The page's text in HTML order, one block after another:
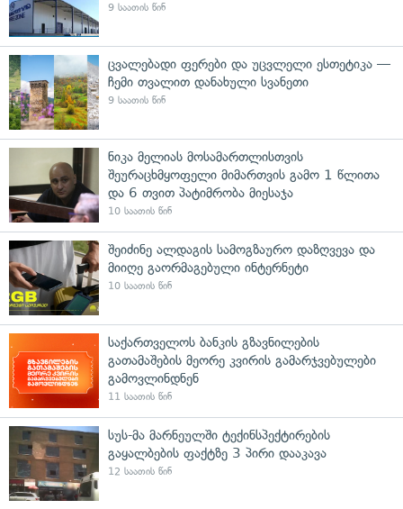
9 საათის წინ
ცვალებადი ფერები და უცვლელი ესთეტიკა —
ჩემი თვალით დანახული სვანეთი
9 საათის წინ
ნიკა მელიას მოსამართლისთვის
შეურაცხმყოფელი მიმართვის გამო 1 წლითა
და 6 თვით პატიმრობა მიესაჯა
10 საათის წინ
შეიძინე ალდაგის სამოგზაურო დაზღვევა და
მიიღე გაორმაგებული ინტერნეტი
10 საათის წინ
საქართველოს ბანკის გზავნილების
გათამაშების მეორე კვირის გამარჯვებულები
გამოვლინდნენ
11 საათის წინ
სუს-მა მარნეულში ტექინსპექტირების
გაყალბების ფაქტზე 3 პირი დააკავა
12 საათის წინ